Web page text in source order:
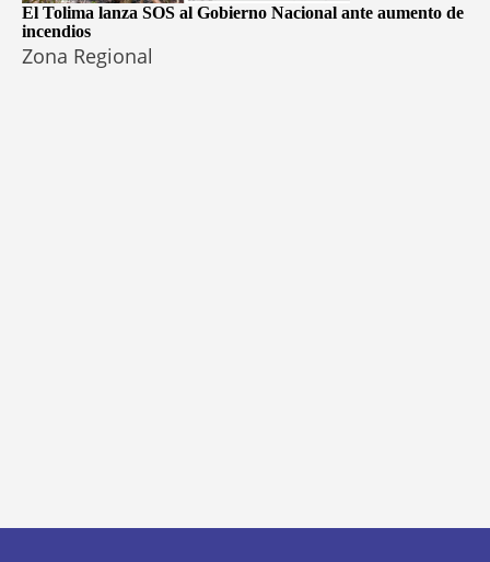
El Tolima lanza SOS al Gobierno Nacional ante aumento de
incendios
Zona Regional